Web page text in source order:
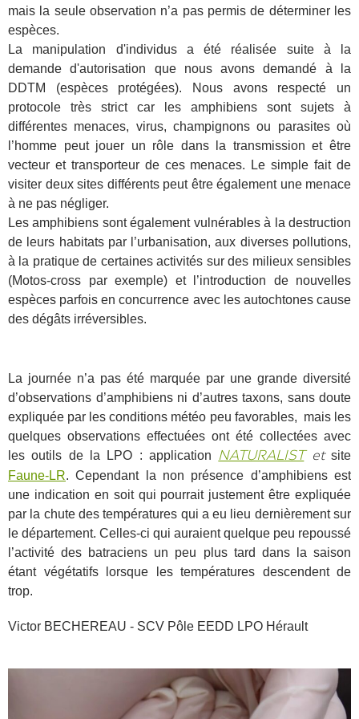
mais la seule observation n’a pas permis de déterminer les
espèces.
La manipulation d'individus a été réalisée suite à la
demande d'autorisation que nous avons demandé à la
DDTM (espèces protégées). Nous avons respecté un
protocole très strict car les amphibiens sont sujets à
différentes menaces, virus, champignons ou parasites où
l’homme peut jouer un rôle dans la transmission et être
vecteur et transporteur de ces menaces. Le simple fait de
visiter deux sites différents peut être également une menace
à ne pas négliger.
Les amphibiens sont également vulnérables à la destruction
de leurs habitats par l’urbanisation, aux diverses pollutions,
à la pratique de certaines activités sur des milieux sensibles
(Motos-cross par exemple) et l’introduction de nouvelles
espèces parfois en concurrence avec les autochtones cause
des dégâts irréversibles.
La journée n’a pas été marquée par une grande diversité
d’observations d’amphibiens ni d’autres taxons, sans doute
expliquée par les conditions météo peu favorables, mais les
quelques observations effectuées ont été collectées avec
les outils de la LPO : application
NATURALIST etsite
Faune-LR. Cependant la non présence d’amphibiens est
une indication en soit qui pourrait justement être expliquée
par la chute des températures qui a eu lieu dernièrement sur
le département. Celles-ci qui auraient quelque peu repoussé
l’activité des batraciens un peu plus tard dans la saison
étant végétatifs lorsque les températures descendent de
trop.
Victor BECHEREAU - SCV Pôle EEDD LPO Hérault